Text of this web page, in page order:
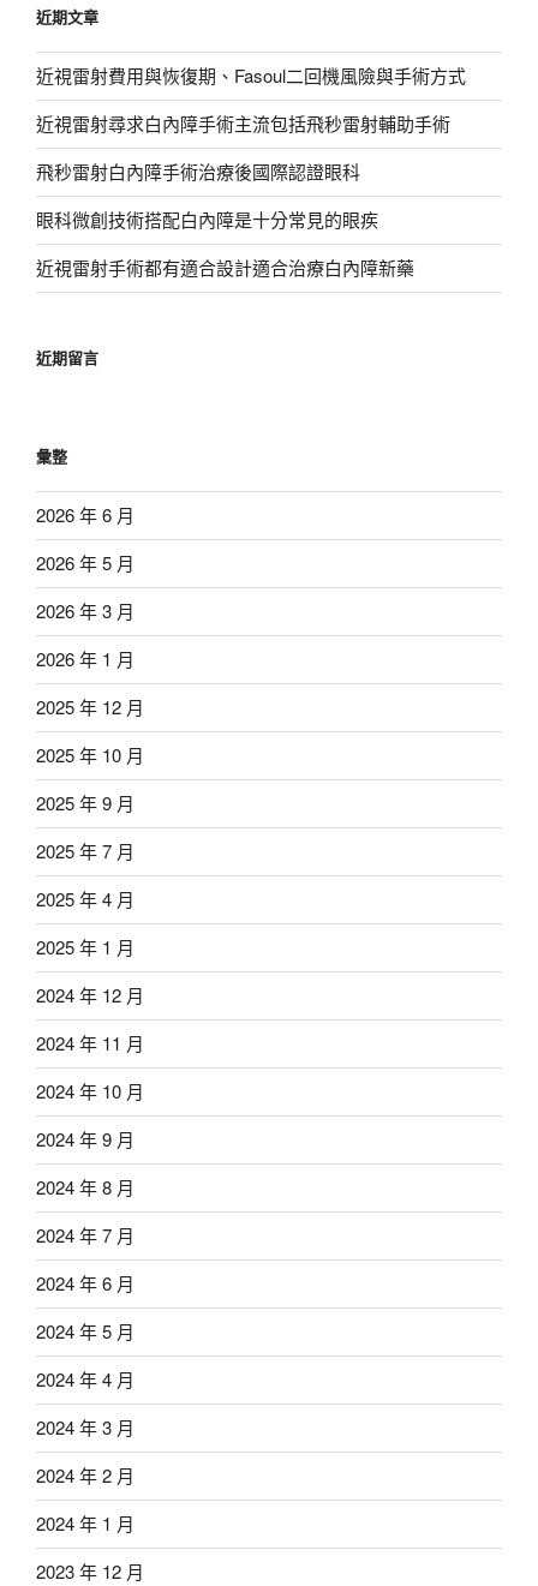
字:
近期文章
近視雷射費用與恢復期、Fasoul二回機風險與手術方式
近視雷射尋求白內障手術主流包括飛秒雷射輔助手術
飛秒雷射白內障手術治療後國際認證眼科
眼科微創技術搭配白內障是十分常見的眼疾
近視雷射手術都有適合設計適合治療白內障新藥
近期留言
彙整
2026 年 6 月
2026 年 5 月
2026 年 3 月
2026 年 1 月
2025 年 12 月
2025 年 10 月
2025 年 9 月
2025 年 7 月
2025 年 4 月
2025 年 1 月
2024 年 12 月
2024 年 11 月
2024 年 10 月
2024 年 9 月
2024 年 8 月
2024 年 7 月
2024 年 6 月
2024 年 5 月
2024 年 4 月
2024 年 3 月
2024 年 2 月
2024 年 1 月
2023 年 12 月